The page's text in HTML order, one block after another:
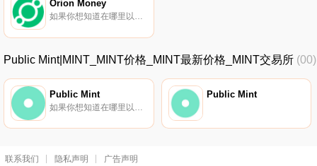
Orion Money
如果你想知道在哪里以当前价格购买Orion Money,目前交易{Orion Money]股票的顶级加密货币交易所是Gate.io和PancakeSwap（V2）。您可以在我们的加密货币交易所页面上找到其他列表。要了解有关此项目的更多信息,请查看我们对Orion Money的深入了解.
Public Mint|MINT_MINT价格_MINT最新价格_MINT交易所 (00)
Public Mint Public Mint
联系我们 隐私声明 广告声明